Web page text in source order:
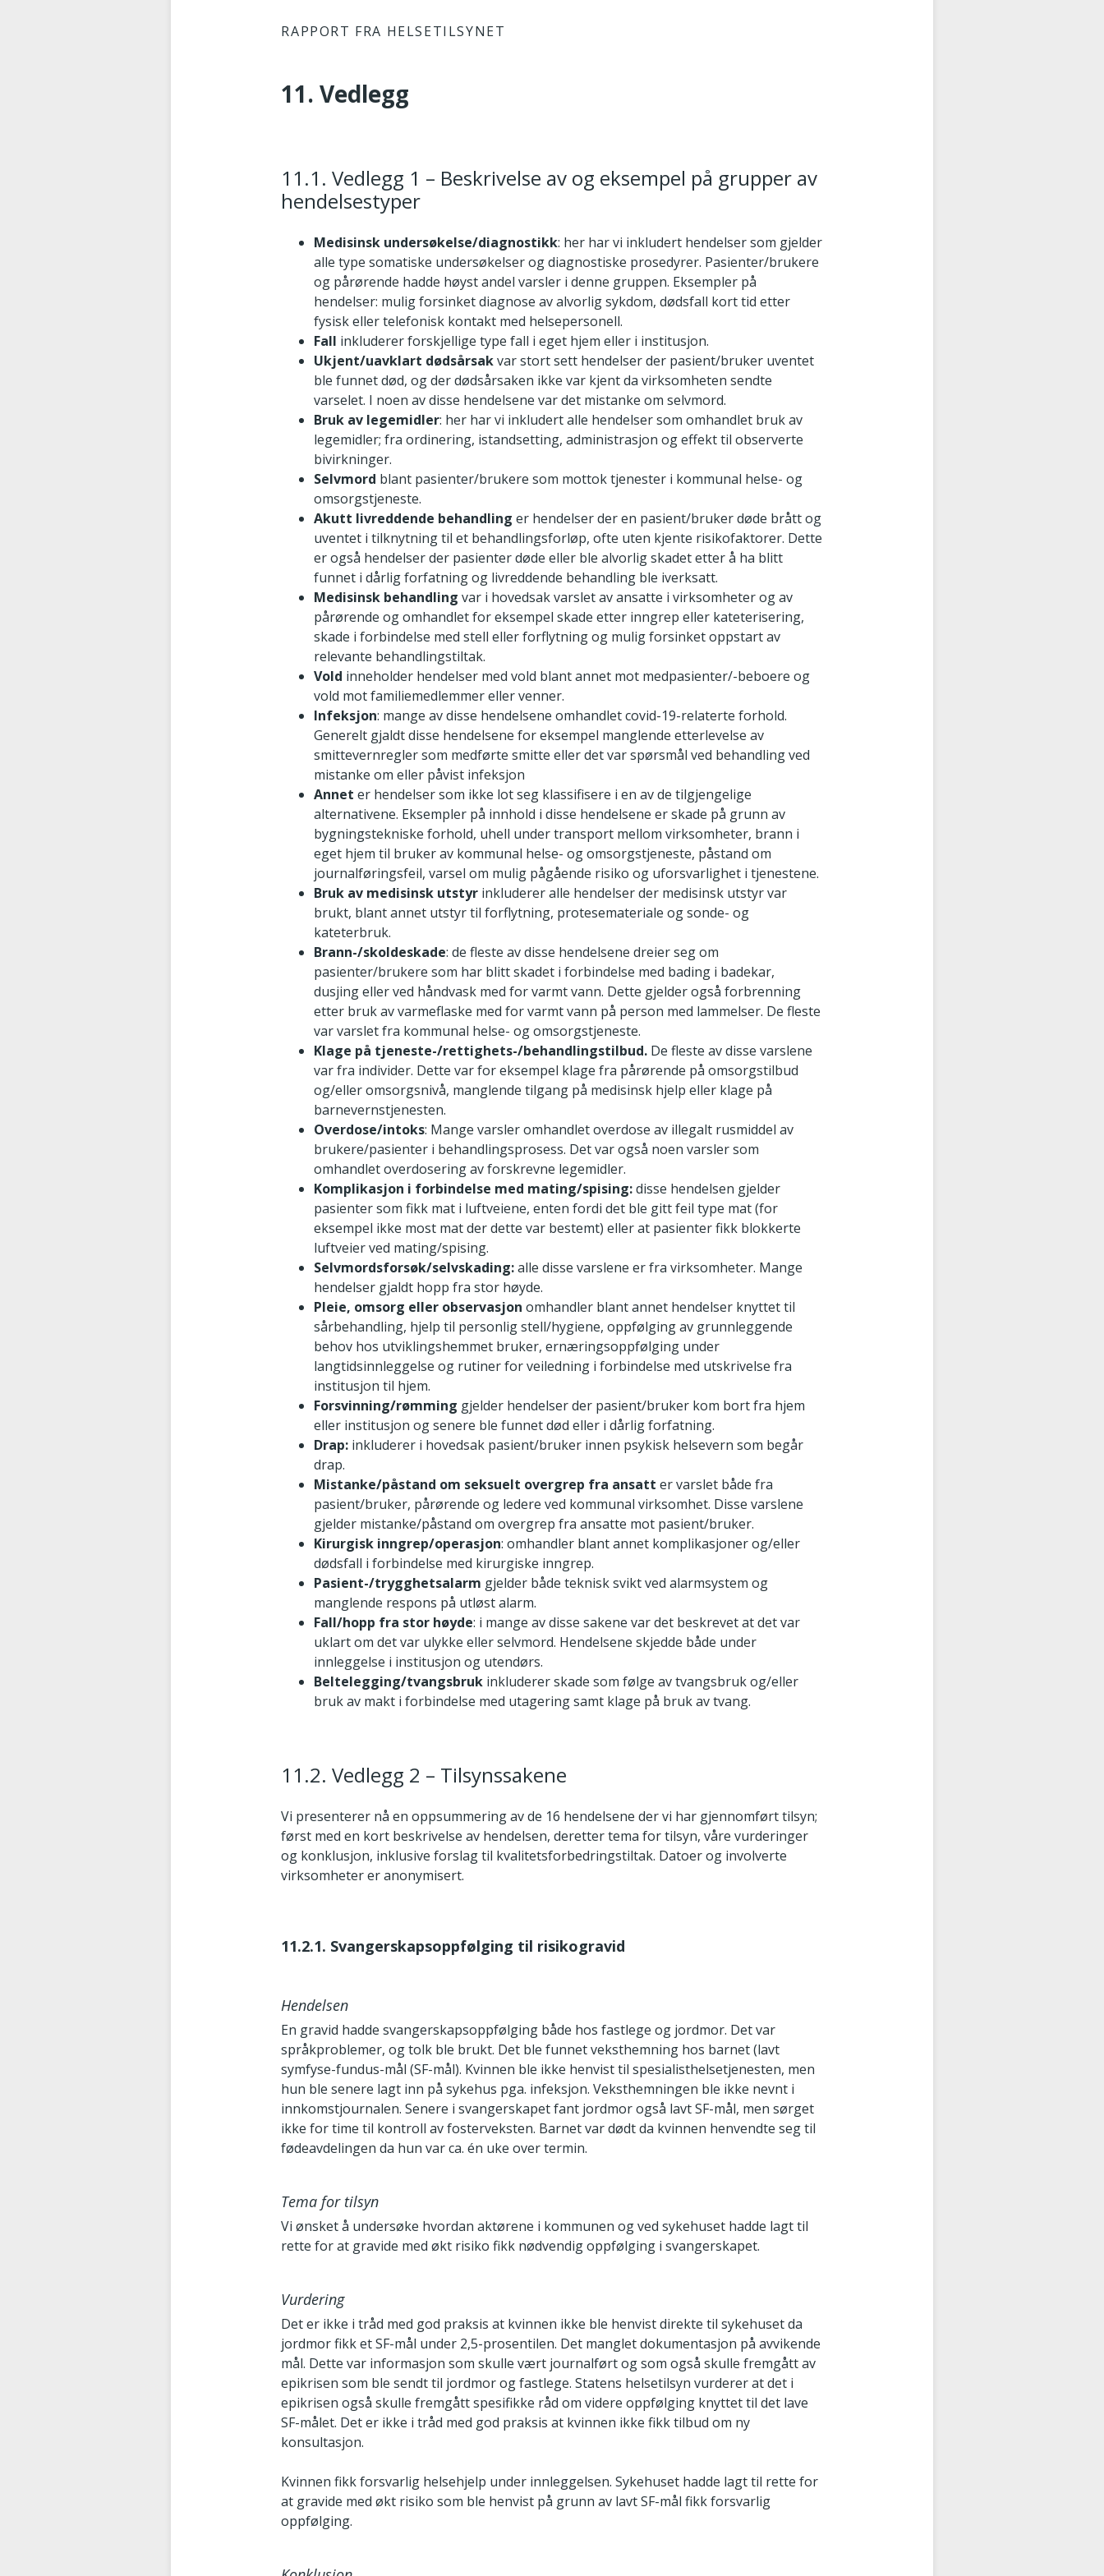
RAPPORT FRA HELSETILSYNET
11. Vedlegg
11.1. Vedlegg 1 – Beskrivelse av og eksempel på grupper av
hendelsestyper
Medisinsk undersøkelse/diagnostikk: her har vi inkludert hendelser som gjelder
alle type somatiske undersøkelser og diagnostiske prosedyrer. Pasienter/brukere
og pårørende hadde høyst andel varsler i denne gruppen. Eksempler på
hendelser: mulig forsinket diagnose av alvorlig sykdom, dødsfall kort tid etter
fysisk eller telefonisk kontakt med helsepersonell.
Fall inkluderer forskjellige type fall i eget hjem eller i institusjon.
Ukjent/uavklart dødsårsakvar stort sett hendelser der pasient/bruker uventet
ble funnet død, og der dødsårsaken ikke var kjent da virksomheten sendte
varselet. I noen av disse hendelsene var det mistanke om selvmord.
Bruk av legemidler: her har vi inkludert alle hendelser som omhandlet bruk av
legemidler; fra ordinering, istandsetting, administrasjon og effekt til observerte
bivirkninger.
Selvmord blant pasienter/brukere som mottok tjenester i kommunal helse- og
omsorgstjeneste.
Akutt livreddende behandling er hendelser der en pasient/bruker døde brått og
uventet i tilknytning til et behandlingsforløp, ofte uten kjente risikofaktorer. Dette
er også hendelser der pasienter døde eller ble alvorlig skadet etter å ha blitt
funnet i dårlig forfatning og livreddende behandling ble iverksatt.
Medisinsk behandling var i hovedsak varslet av ansatte i virksomheter og av
pårørende og omhandlet for eksempel skade etter inngrep eller kateterisering,
skade i forbindelse med stell eller forflytning og mulig forsinket oppstart av
relevante behandlingstiltak.
Vold inneholder hendelser med vold blant annet mot medpasienter/-beboere og
vold mot familiemedlemmer eller venner.
Infeksjon: mange av disse hendelsene omhandlet covid-19-relaterte forhold.
Generelt gjaldt disse hendelsene for eksempel manglende etterlevelse av
smittevernregler som medførte smitte eller det var spørsmål ved behandling ved
mistanke om eller påvist infeksjon
Annet er hendelser som ikke lot seg klassifisere i en av de tilgjengelige
alternativene. Eksempler på innhold i disse hendelsene er skade på grunn av
bygningstekniske forhold, uhell under transport mellom virksomheter, brann i
eget hjem til bruker av kommunal helse- og omsorgstjeneste, påstand om
journalføringsfeil, varsel om mulig pågående risiko og uforsvarlighet i tjenestene.
Bruk av medisinsk utstyr inkluderer alle hendelser der medisinsk utstyr var
brukt, blant annet utstyr til forflytning, protesemateriale og sonde- og
kateterbruk.
Brann-/skoldeskade: de fleste av disse hendelsene dreier seg om
pasienter/brukere som har blitt skadet i forbindelse med bading i badekar,
dusjing eller ved håndvask med for varmt vann. Dette gjelder også forbrenning
etter bruk av varmeflaske med for varmt vann på person med lammelser. De fleste
var varslet fra kommunal helse- og omsorgstjeneste.
Klage på tjeneste-/rettighets-/behandlingstilbud. De fleste av disse varslene
var fra individer. Dette var for eksempel klage fra pårørende på omsorgstilbud
og/eller omsorgsnivå, manglende tilgang på medisinsk hjelp eller klage på
barnevernstjenesten.
Overdose/intoks: Mange varsler omhandlet overdose av illegalt rusmiddel av
brukere/pasienter i behandlingsprosess. Det var også noen varsler som
omhandlet overdosering av forskrevne legemidler.
Komplikasjon i forbindelse med mating/spising:disse hendelsen gjelder
pasienter som fikk mat i luftveiene, enten fordi det ble gitt feil type mat (for
eksempel ikke most mat der dette var bestemt) eller at pasienter fikk blokkerte
luftveier ved mating/spising.
Selvmordsforsøk/selvskading:alle disse varslene er fra virksomheter. Mange
hendelser gjaldt hopp fra stor høyde.
Pleie, omsorg eller observasjon omhandler blant annet hendelser knyttet til
sårbehandling, hjelp til personlig stell/hygiene, oppfølging av grunnleggende
behov hos utviklingshemmet bruker, ernæringsoppfølging under
langtidsinnleggelse og rutiner for veiledning i forbindelse med utskrivelse fra
institusjon til hjem.
Forsvinning/rømming gjelder hendelser der pasient/bruker kom bort fra hjem
eller institusjon og senere ble funnet død eller i dårlig forfatning.
Drap: inkluderer i hovedsak pasient/bruker innen psykisk helsevern som begår
drap.
Mistanke/påstand om seksuelt overgrep fra ansatt er varslet både fra
pasient/bruker, pårørende og ledere ved kommunal virksomhet. Disse varslene
gjelder mistanke/påstand om overgrep fra ansatte mot pasient/bruker.
Kirurgisk inngrep/operasjon: omhandler blant annet komplikasjoner og/eller
dødsfall i forbindelse med kirurgiske inngrep.
Pasient-/trygghetsalarm gjelder både teknisk svikt ved alarmsystem og
manglende respons på utløst alarm.
Fall/hopp fra stor høyde: i mange av disse sakene var det beskrevet at det var
uklart om det var ulykke eller selvmord. Hendelsene skjedde både under
innleggelse i institusjon og utendørs.
Beltelegging/tvangsbruk inkluderer skade som følge av tvangsbruk og/eller
bruk av makt i forbindelse med utagering samt klage på bruk av tvang.
11.2. Vedlegg 2 – Tilsynssakene
Vi presenterer nå en oppsummering av de 16 hendelsene der vi har gjennomført tilsyn;
først med en kort beskrivelse av hendelsen, deretter tema for tilsyn, våre vurderinger
og konklusjon, inklusive forslag til kvalitetsforbedringstiltak. Datoer og involverte
virksomheter er anonymisert.
11.2.1. Svangerskapsoppfølging til risikogravid
Hendelsen
En gravid hadde svangerskapsoppfølging både hos fastlege og jordmor. Det var
språkproblemer, og tolk ble brukt. Det ble funnet veksthemning hos barnet (lavt
symfyse-fundus-mål (SF-mål). Kvinnen ble ikke henvist til spesialisthelsetjenesten, men
hun ble senere lagt inn på sykehus pga. infeksjon. Veksthemningen ble ikke nevnt i
innkomstjournalen. Senere i svangerskapet fant jordmor også lavt SF-mål, men sørget
ikke for time til kontroll av fosterveksten. Barnet var dødt da kvinnen henvendte seg til
fødeavdelingen da hun var ca. én uke over termin.
Tema for tilsyn
Vi ønsket å undersøke hvordan aktørene i kommunen og ved sykehuset hadde lagt til
rette for at gravide med økt risiko fikk nødvendig oppfølging i svangerskapet.
Vurdering
Det er ikke i tråd med god praksis at kvinnen ikke ble henvist direkte til sykehuset da
jordmor fikk et SF-mål under 2,5-prosentilen. Det manglet dokumentasjon på avvikende
mål. Dette var informasjon som skulle vært journalført og som også skulle fremgått av
epikrisen som ble sendt til jordmor og fastlege. Statens helsetilsyn vurderer at det i
epikrisen også skulle fremgått spesifikke råd om videre oppfølging knyttet til det lave
SF-målet. Det er ikke i tråd med god praksis at kvinnen ikke fikk tilbud om ny
konsultasjon.
Kvinnen fikk forsvarlig helsehjelp under innleggelsen. Sykehuset hadde lagt til rette for
at gravide med økt risiko som ble henvist på grunn av lavt SF-mål fikk forsvarlig
oppfølging.